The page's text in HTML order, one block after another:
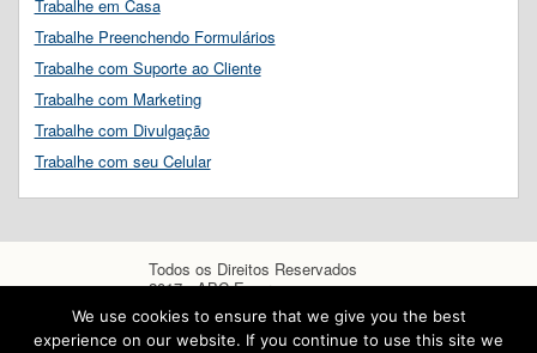
Trabalhe em Casa
Trabalhe Preenchendo Formulários
Trabalhe com Suporte ao Cliente
Trabalhe com Marketing
Trabalhe com Divulgação
Trabalhe com seu Celular
Todos os Direitos Reservados
2017 - ABC Empregos
We use cookies to ensure that we give you the best
experience on our website. If you continue to use this site we